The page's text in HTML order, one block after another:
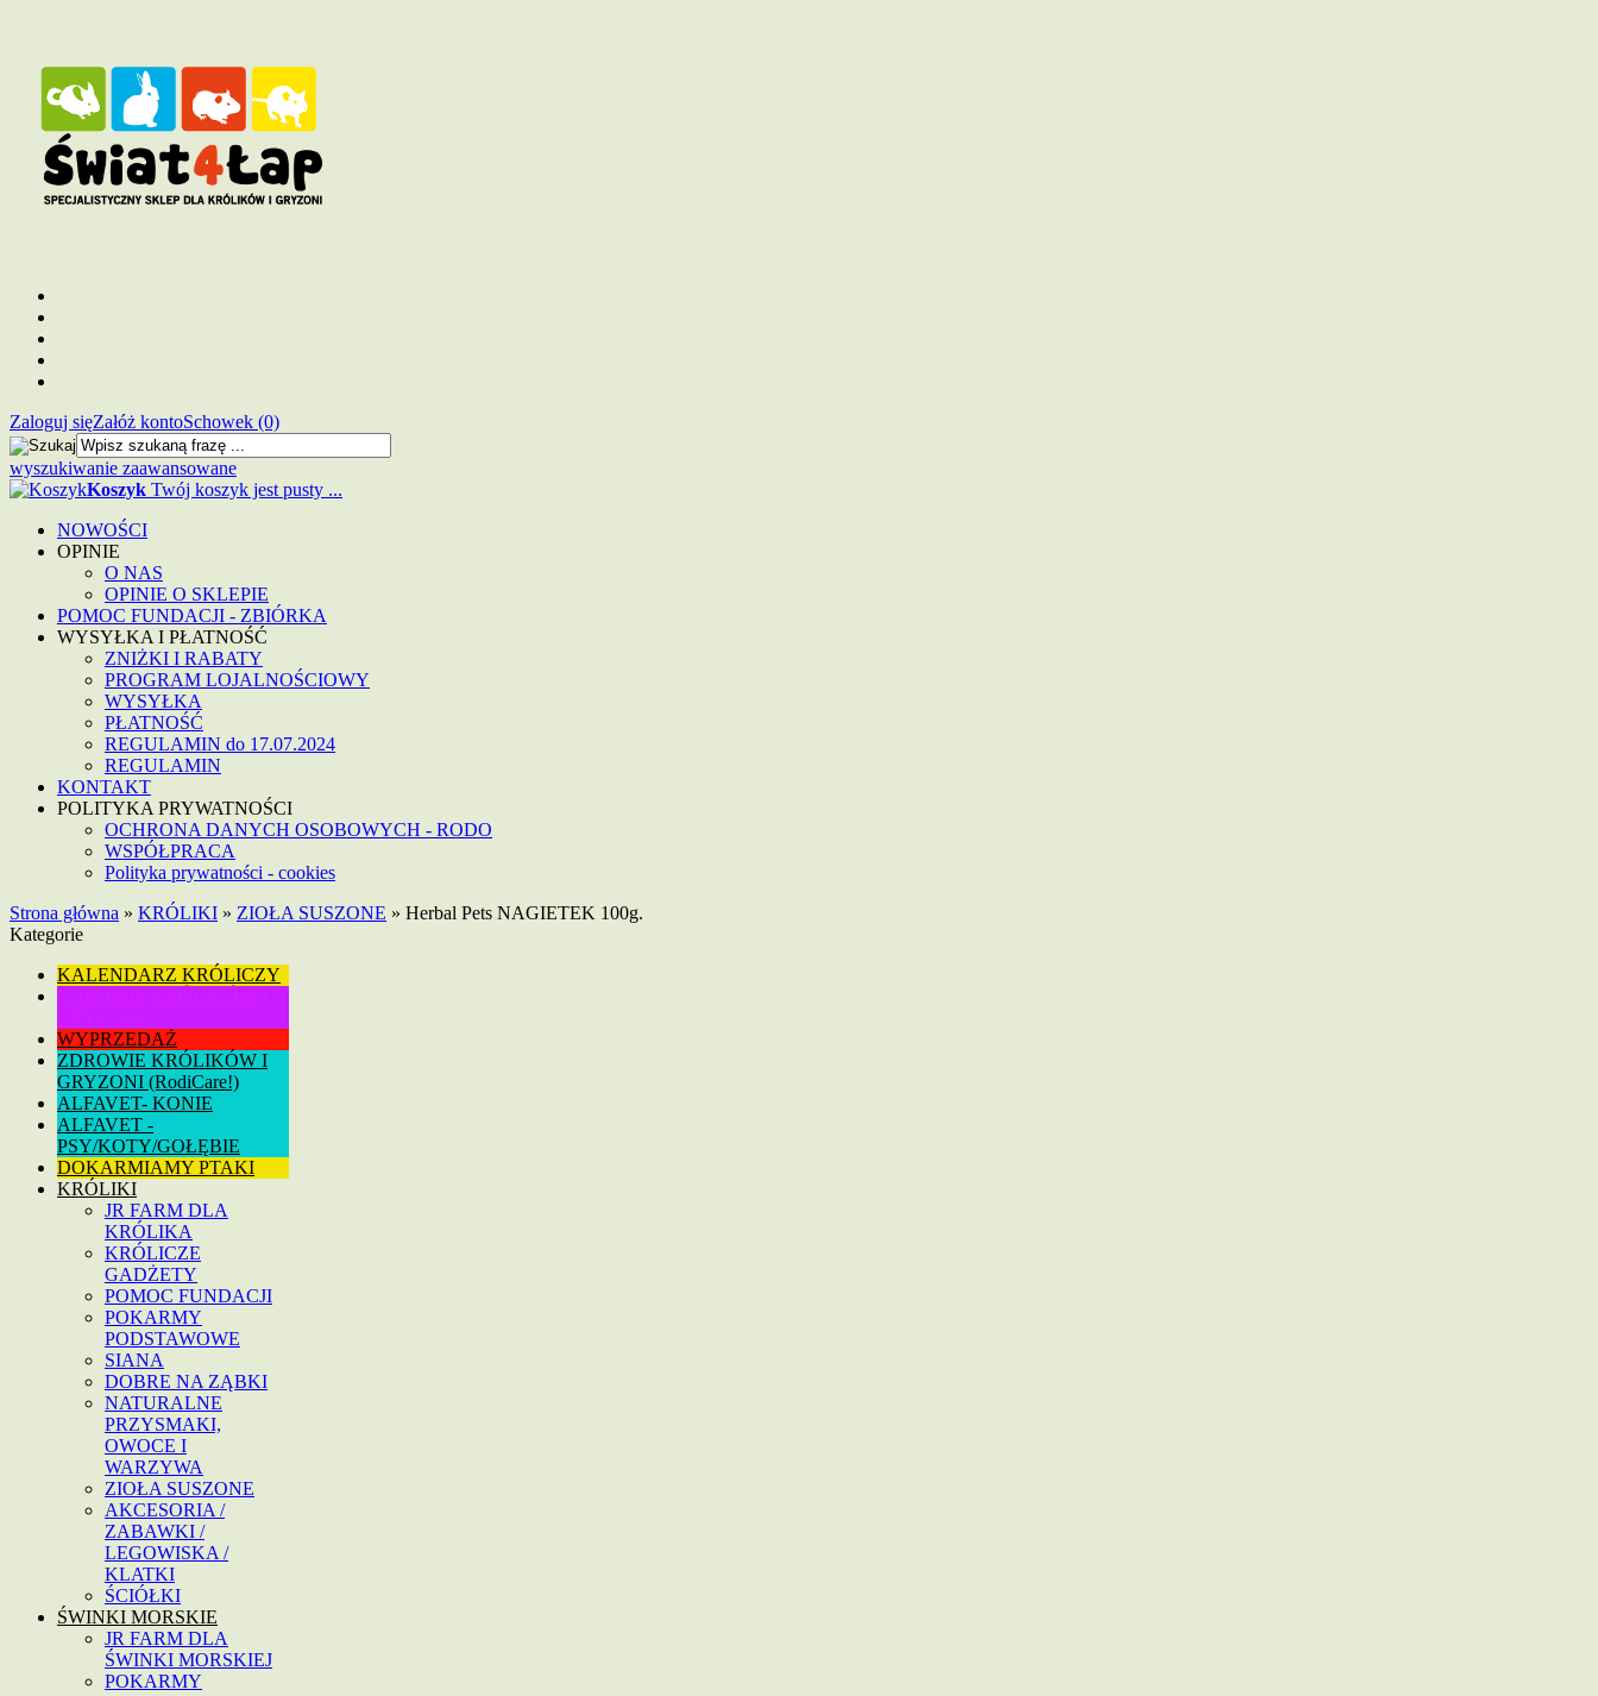
Zaloguj sięZałóż kontoSchowek (0)
wyszukiwanie zaawansowane
Koszyk Twój koszyk jest pusty ...
NOWOŚCI
OPINIE
O NAS
OPINIE O SKLEPIE
POMOC FUNDACJI - ZBIÓRKA
WYSYŁKA I PŁATNOŚĆ
ZNIŻKI I RABATY
PROGRAM LOJALNOŚCIOWY
WYSYŁKA
PŁATNOŚĆ
REGULAMIN do 17.07.2024
REGULAMIN
KONTAKT
POLITYKA PRYWATNOŚCI
OCHRONA DANYCH OSOBOWYCH - RODO
WSPÓŁPRACA
Polityka prywatności - cookies
Strona główna » KRÓLIKI » ZIOŁA SUSZONE » Herbal Pets NAGIETEK 100g.
Kategorie
KALENDARZ KRÓLICZY
WYPRZEDAŻ
ZDROWIE KRÓLIKÓW I
GRYZONI (RodiCare!)
ALFAVET- KONIE
ALFAVET -
PSY/KOTY/GOŁĘBIE
DOKARMIAMY PTAKI
KRÓLIKI
JR FARM DLA
KRÓLIKA
KRÓLICZE
GADŻETY
POMOC FUNDACJI
POKARMY
PODSTAWOWE
SIANA
DOBRE NA ZĄBKI
NATURALNE
PRZYSMAKI,
OWOCE I
WARZYWA
ZIOŁA SUSZONE
AKCESORIA /
ZABAWKI /
LEGOWISKA /
KLATKI
ŚCIÓŁKI
ŚWINKI MORSKIE
JR FARM DLA
ŚWINKI MORSKIEJ
POKARMY